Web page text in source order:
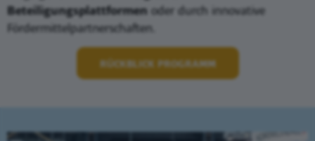
Beteiligungsplattformen oder durch innovative
Fördermittelpartnerschaften.
RÜCKBLICK PROGRAMM